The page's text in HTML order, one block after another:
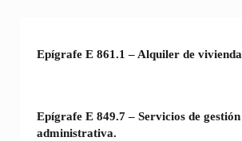
Epígrafe E 861.1 – Alquiler de
Epígrafe E 849.7 – Servicios de gestión
administrativa.